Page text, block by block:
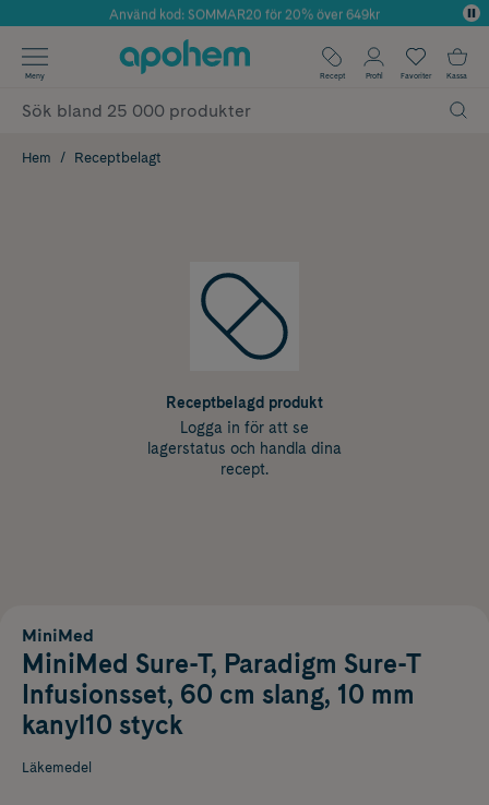
Årets Butik 2025 inom Skönhet
Använd kod: SOMMAR20 för 20% över 649kr
✓ Fri frakt
✓ Poäng på alla köp*
Meny Recept Profil Favoriter Kassa
Hem Receptbelagt
Receptbelagd produkt
Logga in för att se
lagerstatus och handla dina
recept.
MiniMed
MiniMed Sure-T, Paradigm Sure-T
Infusionsset, 60 cm slang, 10 mm
kanyl10 styck
Läkemedel